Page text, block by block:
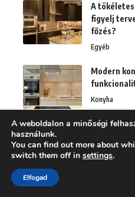
A tökéletes
figyelj
főzés?
Egyéb
Modern
Konyha
Otthon
A weboldalon a minőségi
használunk.
You can find out more about
switch them off in settings.
Elfogad